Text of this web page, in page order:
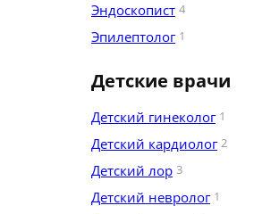
Эндоскопист 4
Эпилептолог 1
Детские врачи
Детский гинеколог 1
Детский кардиолог 2
Детский лор 3
Детский невролог 1